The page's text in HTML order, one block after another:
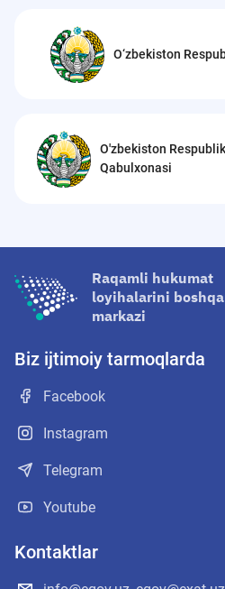
O‘zbekiston
O'zbekiston
Qabulxonasi
Raqamli hukumat
loyihalarini
markazi
Biz ijtimoiy tarmoqlarda
Facebook
Instagram
Telegram
Youtube
Kontaktlar